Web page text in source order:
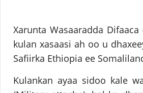
Xarunta Wasaaradda
kulan xasaasi ah oo u
Safiirka Ethiopia ee
Kulankan ayaa sidoo kale